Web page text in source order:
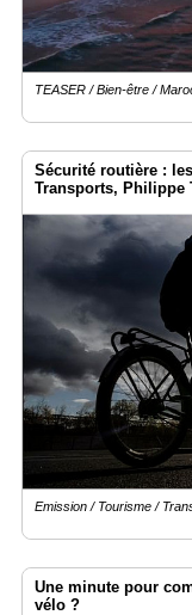
TEASER / Bien-être /
Sécurité routière :
Transports, Philippe
Emission / Tourisme /
Une minute pour
vélo ?